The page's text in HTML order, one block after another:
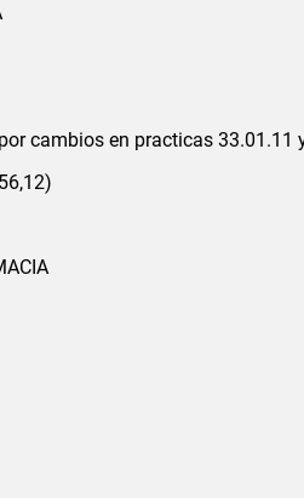
cambios en practicas 33.01.11